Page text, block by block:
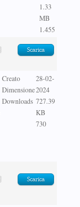
1.33
MB
1.455
Scarica
Creato
Dimensione
Downloads
28-02-
2024
727.39
KB
730
Scarica